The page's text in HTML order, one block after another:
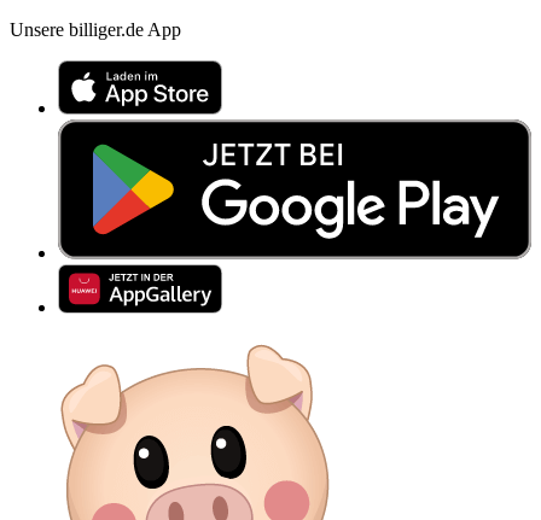
Unsere billiger.de App